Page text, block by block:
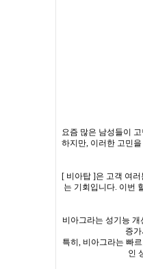
요즘 많은 남성들이
하지만, 이러한 고민
[ 비아탑 ]은 고객 여
는 기회입니다. 이번
비아그라는 성기능
증
특히, 비아그라는 빠
인